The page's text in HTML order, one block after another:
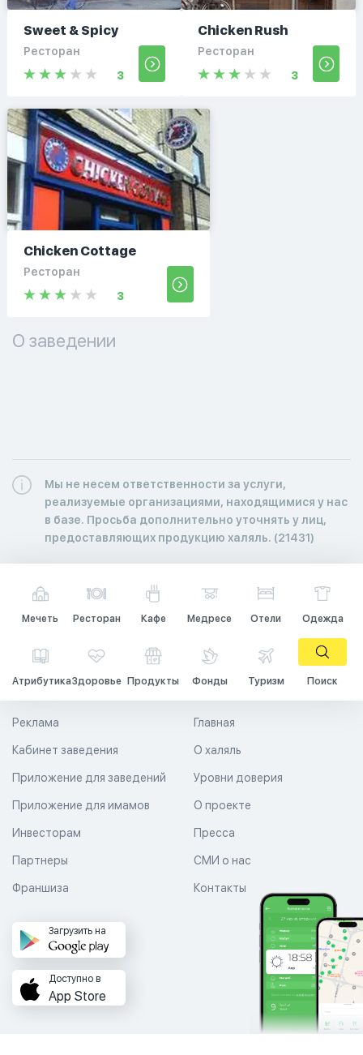
Sweet & Spicy
Ресторан
3
Chicken Rush
Ресторан
3
Chicken Cottage
Ресторан
3
О заведении
Мы не несем ответственности за услуги,
реализуемые организациями, находящимися у нас
в базе. Просьба дополнительно уточнять у лиц,
предоставляющих продукцию халяль. (21431)
Мечеть Ресторан Кафе Медресе Отели Одежда
АтрибутикаЗдоровье Продукты Фонды Туризм Поиск
Главная
О халяль
Уровни доверия
Реклама
Кабинет заведения
Приложение для заведений
Приложение для имамов О проекте
Пресса
СМИ о нас
Контакты
Инвесторам
Партнеры
Франшиза
Загрузить на
Доступно в
App Store